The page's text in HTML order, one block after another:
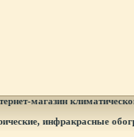
магазин
инфракрасные